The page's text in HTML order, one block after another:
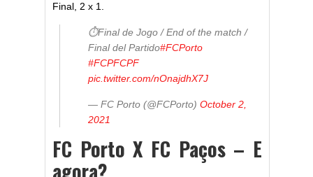
Final, 2 x 1.
⏱Final de Jogo / End of the match /
Final del Partido#FCPorto
#FCPFCPF
pic.twitter.com/nOnajdhX7J
— FC Porto (@FCPorto) October 2,
2021
FC Porto X FC Paços – E
agora?